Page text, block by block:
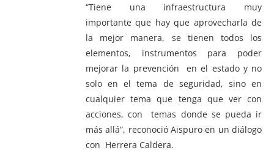
“Tiene una infraestructura muy
importante que hay que aprovecharla de
la mejor manera, se tienen todos los
elementos, instrumentos para poder
mejorar la prevención en el estado y no
solo en el tema de seguridad, sino en
cualquier tema que tenga que ver con
acciones, con temas donde se pueda ir
más allá”, reconoció Aispuro en un diálogo
con Herrera Caldera.